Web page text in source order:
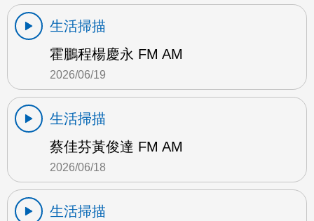
生活掃描
霍鵬程楊慶永 FM AM
2026/06/19
生活掃描
蔡佳芬黃俊達 FM AM
2026/06/18
生活掃描